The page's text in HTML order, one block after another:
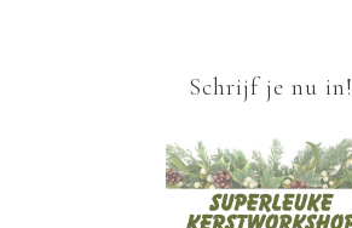
Schrijf je nu in!